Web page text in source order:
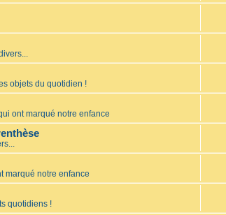
objets du quotidien !
ont marqué notre enfance
marqué notre enfance
quotidiens !